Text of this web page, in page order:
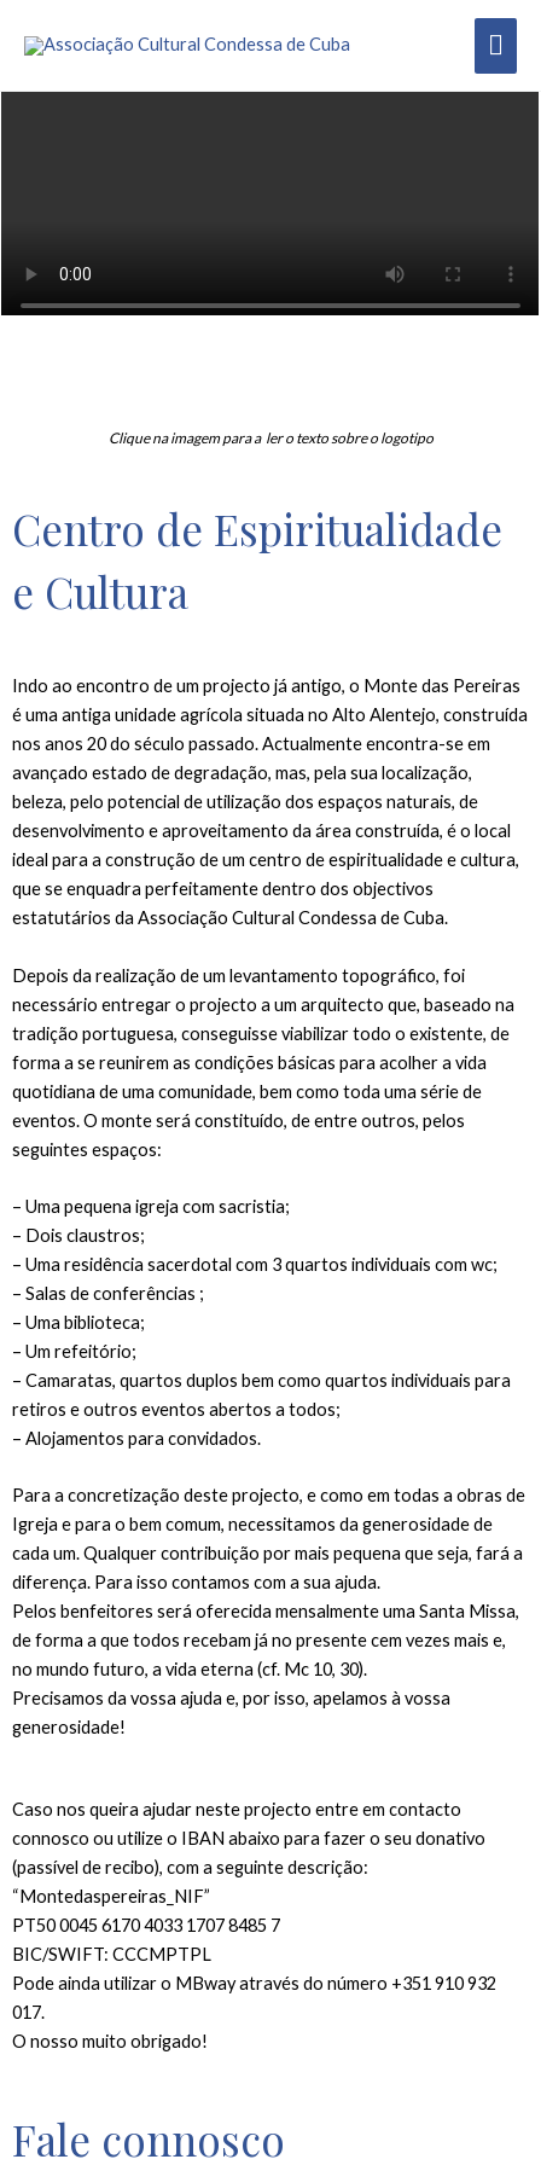
Clique na imagem para a ler o texto sobre o logotipo
Centro de Espiritualidade
e Cultura
Indo ao encontro de um projecto já antigo, o Monte das Pereiras
é uma antiga unidade agrícola situada no Alto Alentejo, construída
nos anos 20 do século passado. Actualmente encontra-se em
avançado estado de degradação, mas, pela sua localização,
beleza, pelo potencial de utilização dos espaços naturais, de
desenvolvimento e aproveitamento da área construída, é o local
ideal para a construção de um centro de espiritualidade e cultura,
que se enquadra perfeitamente dentro dos objectivos
estatutários da Associação Cultural Condessa de Cuba.
Depois da realização de um levantamento topográfico, foi
necessário entregar o projecto a um arquitecto que, baseado na
tradição portuguesa, conseguisse viabilizar todo o existente, de
forma a se reunirem as condições básicas para acolher a vida
quotidiana de uma comunidade, bem como toda uma série de
eventos. O monte será constituído, de entre outros, pelos
seguintes espaços:
– Uma pequena igreja com sacristia;
– Dois claustros;
– Uma residência sacerdotal com 3 quartos individuais com wc;
– Salas de conferências ;
– Uma biblioteca;
– Um refeitório;
– Camaratas, quartos duplos bem como quartos individuais para
retiros e outros eventos abertos a todos;
– Alojamentos para convidados.
Para a concretização deste projecto, e como em todas a obras de
Igreja e para o bem comum, necessitamos da generosidade de
cada um. Qualquer contribuição por mais pequena que seja, fará a
diferença. Para isso contamos com a sua ajuda.
Pelos benfeitores será oferecida mensalmente uma Santa Missa,
de forma a que todos recebam já no presente cem vezes mais e,
no mundo futuro, a vida eterna (cf. Mc 10, 30).
Precisamos da vossa ajuda e, por isso, apelamos à vossa
generosidade!
Caso nos queira ajudar neste projecto entre em contacto
connosco ou utilize o IBAN abaixo para fazer o seu donativo
(passível de recibo), com a seguinte descrição:
“Montedaspereiras_NIF”
PT50 0045 6170 4033 1707 8485 7
BIC/SWIFT: CCCMPTPL
Pode ainda utilizar o MBway através do número +351 910 932
017.
O nosso muito obrigado!
Fale connosco